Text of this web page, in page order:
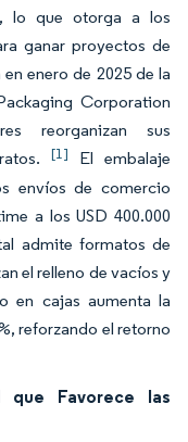
lo que otorga a los
ganar proyectos de
enero de 2025 de la
Corporation
reorganizan sus
[1]
El embalaje
envíos de comercio
a los USD 400.000
admite formatos de
el relleno de vacíos y
en cajas aumenta la
reforzando el retorno
que Favorece las